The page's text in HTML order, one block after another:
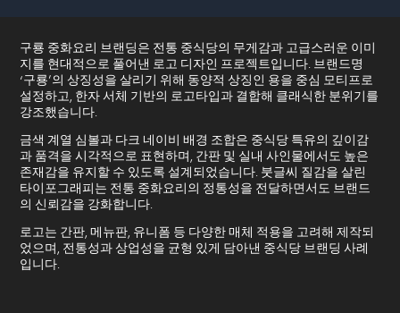
구룡 중화요리 브랜딩은 전통 중식당의 무게감과 고급스러운 이미
지를 현대적으로 풀어낸 로고 디자인 프로젝트입니다. 브랜드명
‘구룡’의 상징성을 살리기 위해 동양적 상징인 용을 중심 모티프로
설정하고, 한자 서체 기반의 로고타입과 결합해 클래식한 분위기를
강조했습니다.
금색 계열 심볼과 다크 네이비 배경 조합은 중식당 특유의 깊이감
과 품격을 시각적으로 표현하며, 간판 및 실내 사인물에서도 높은
존재감을 유지할 수 있도록 설계되었습니다. 붓글씨 질감을 살린
타이포그래피는 전통 중화요리의 정통성을 전달하면서도 브랜드
의 신뢰감을 강화합니다.
로고는 간판, 메뉴판, 유니폼 등 다양한 매체 적용을 고려해 제작되
었으며, 전통성과 상업성을 균형 있게 담아낸 중식당 브랜딩 사례
입니다.